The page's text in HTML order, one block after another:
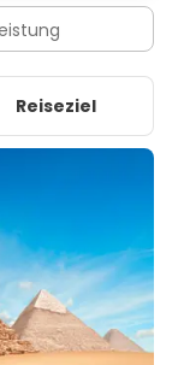
Reiseziel